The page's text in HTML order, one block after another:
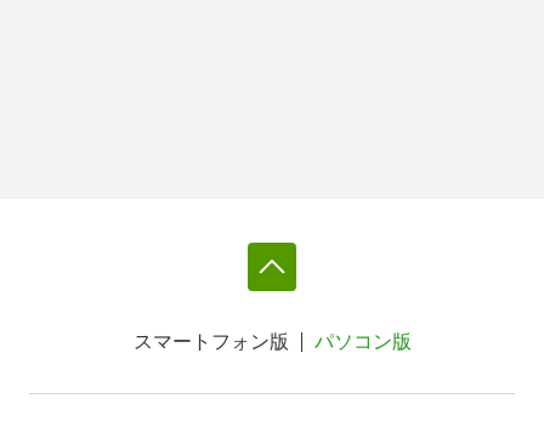
スマートフォン版 パソコン版